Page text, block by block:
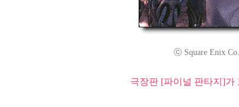
ⓒ Square Enix
극장판 [파이널 판타지]가